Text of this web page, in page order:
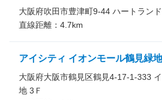
大阪府吹田市豊津町9-44 ハートラン
直線距離： 4.7km
アイシティ イオンモール鶴見緑
大阪府大阪市鶴見区鶴見4-17-1-333
地 3Ｆ